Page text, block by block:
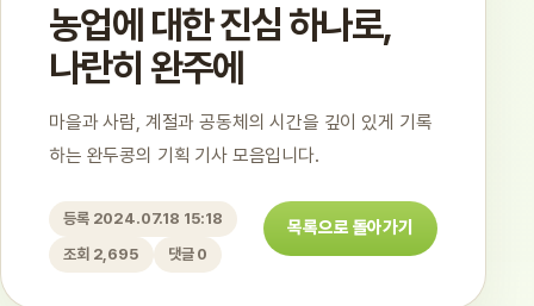
농업에 대한 진심 하나로,
나란히 완주에
마을과 사람, 계절과 공동체의 시간을 깊이 있게 기록
하는 완두콩의 기획 기사 모음입니다.
등록 2024.07.18 15:18
조회 2,695
댓글 0
목록으로 돌아가기